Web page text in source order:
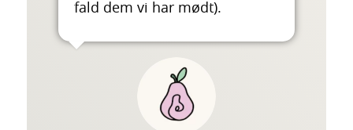
fald dem vi har mødt).